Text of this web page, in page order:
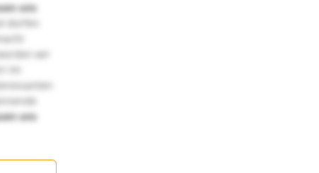
uns
dürfen
wir
Im
uns